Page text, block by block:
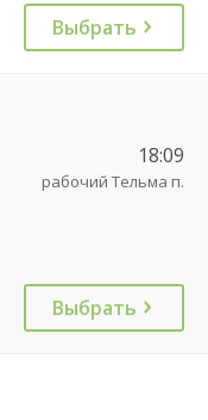
Выбрать
18:09
рабочий Тельма п.
Выбрать